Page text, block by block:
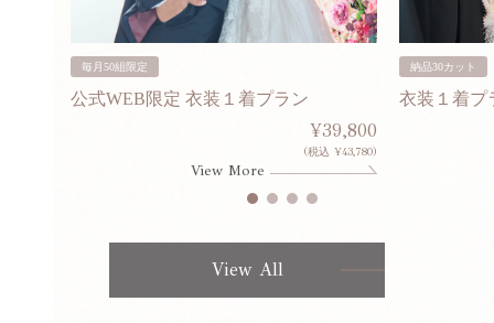
毎月50組限定
公式WEB限定 衣装１着プラン
¥39,800
(税込 ¥43,780)
View More
納品30カット
衣装１着プ
View All